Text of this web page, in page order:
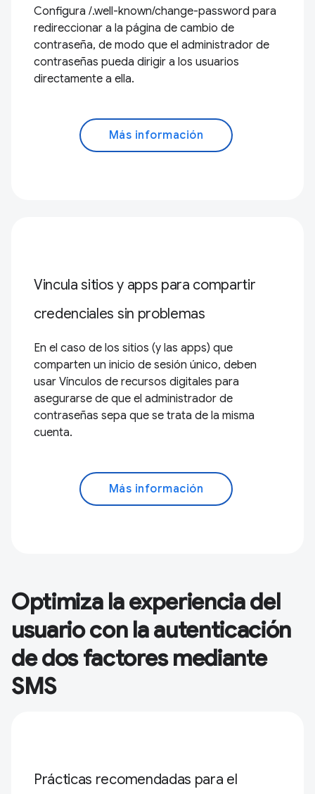
Configura /.well-known/change-password para
redireccionar a la página de cambio de
contraseña, de modo que el administrador de
contraseñas pueda dirigir a los usuarios
directamente a ella.
Más información
Vincula sitios y apps para compartir
credenciales sin problemas
En el caso de los sitios (y las apps) que
comparten un inicio de sesión único, deben
usar Vínculos de recursos digitales para
asegurarse de que el administrador de
contraseñas sepa que se trata de la misma
cuenta.
Más información
Optimiza la experiencia del
usuario con la autenticación
de dos factores mediante
SMS
Prácticas recomendadas para el